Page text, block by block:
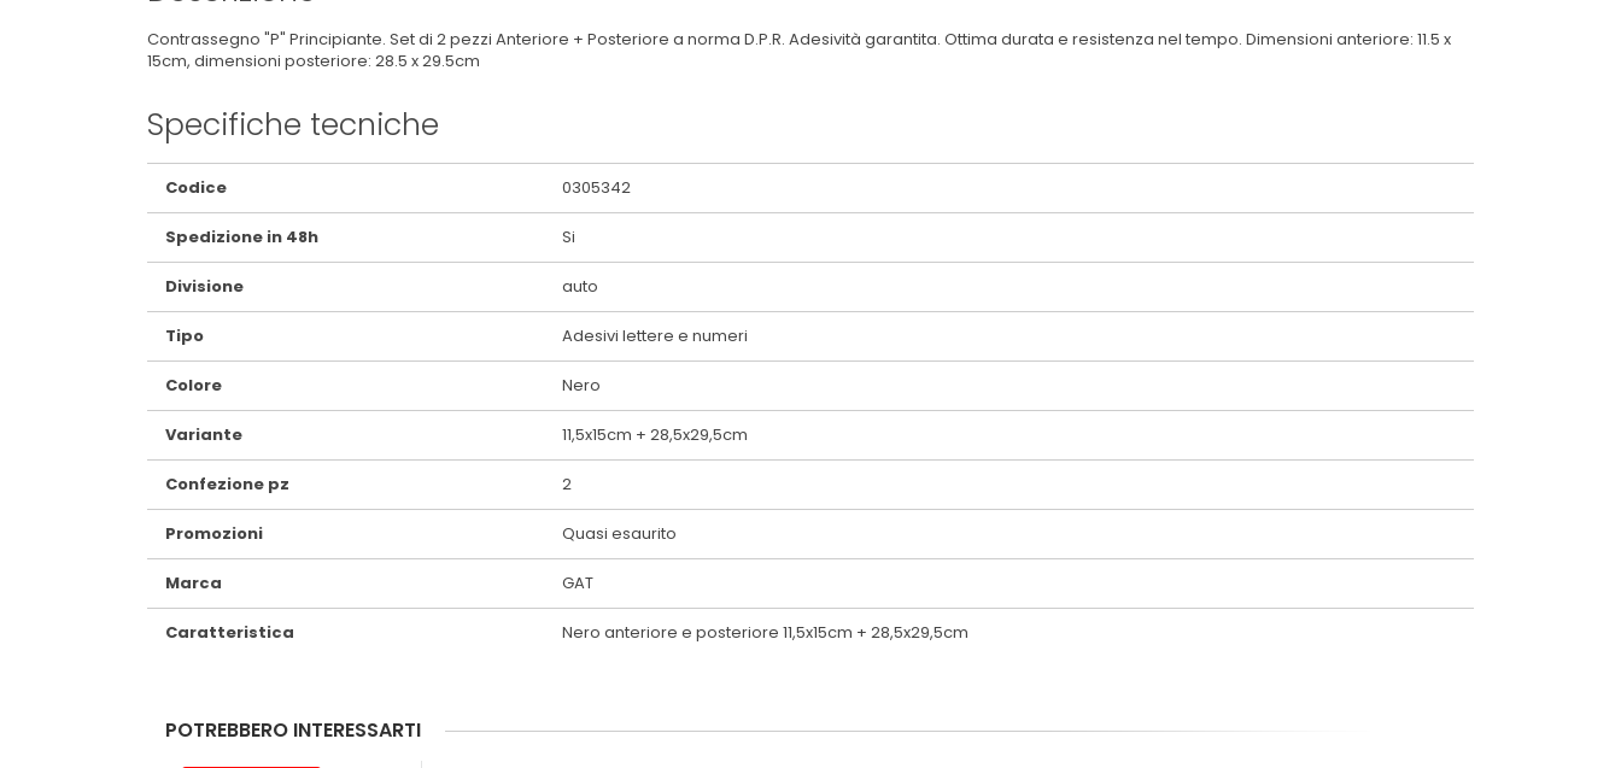
Contrassegno "P" Principiante. Set di 2 pezzi Anteriore + Posteriore a norma D.P.R. Adesività garantita. Ottima durata e resistenza nel tempo. Dimensioni anteriore: 11.5 x
15cm, dimensioni posteriore: 28.5 x 29.5cm
Specifiche tecniche
Maggiori
Informazioni
Codice 0305342
Spedizione in 48h Si
Divisione auto
Tipo Adesivi lettere e numeri
Colore Nero
Variante 11,5x15cm + 28,5x29,5cm
Confezione pz 2
Promozioni Quasi esaurito
Marca GAT
Caratteristica Nero anteriore e posteriore 11,5x15cm + 28,5x29,5cm
POTREBBERO INTERESSARTI